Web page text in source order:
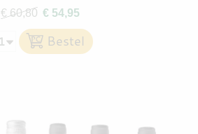
€ 60,80 € 54,95